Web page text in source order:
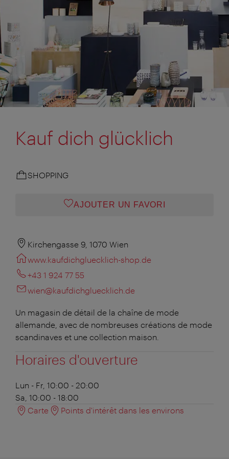
Kauf dich glücklich
SHOPPING
AJOUTER UN FAVORI
Kirchengasse 9, 1070 Wien
www.kaufdichgluecklich-shop.de
+43 1 924 77 55
wien@kaufdichgluecklich.de
Un magasin de détail de la chaîne de mode
allemande, avec de nombreuses créations de mode
scandinaves et une collection maison.
Horaires d'ouverture
Lun - Fr, 10:00 - 20:00
Sa, 10:00 - 18:00
Carte
Points d'intérêt dans les environs